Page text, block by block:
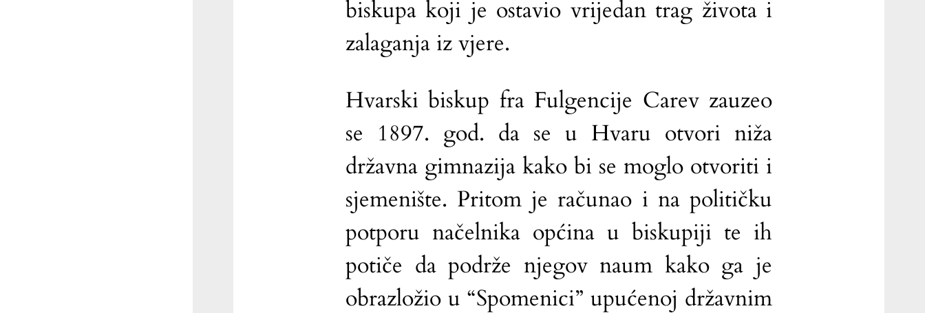
biskupa koji je ostavio vrijedan trag života i
zalaganja iz vjere.
Hvarski biskup fra Fulgencije Carev zauzeo
se 1897. god. da se u Hvaru otvori niža
državna gimnazija kako bi se moglo otvoriti i
sjemenište. Pritom je računao i na političku
potporu načelnika općina u biskupiji te ih
potiče da podrže njegov naum kako ga je
obrazložio u “Spomenici” upućenoj državnim